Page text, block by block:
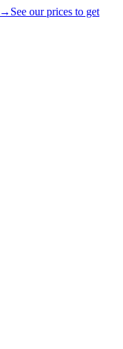
→ See our prices to get